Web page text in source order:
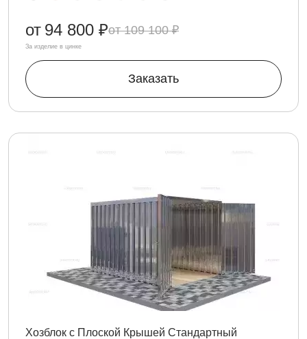
109 100 ₽
от 94 800 ₽
За изделие в цинке
Заказать
Хозблок с Плоской Крышей Стандартный